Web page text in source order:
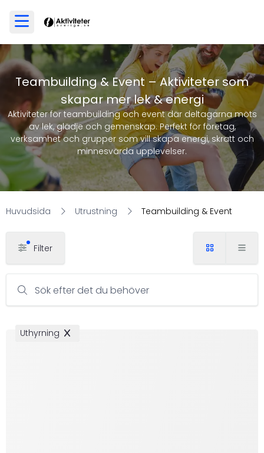
Teambuilding & Event – Aktiviteter som
skapar mer lek & energi
Aktiviteter för teambuilding och event där deltagarna möts
av lek, glädje och gemenskap. Perfekt för företag,
verksamhet och grupper som vill skapa energi, skratt och
minnesvärda upplevelser.
Huvudsida Utrustning Teambuilding & Event
Filter
Sök efter det du behöver
Uthyrning